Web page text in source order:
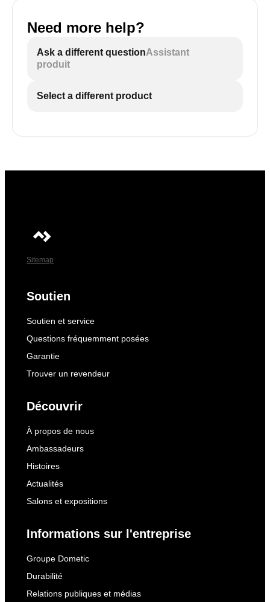
Need more help?
Ask a different questionAssistant
produit
Select a different product
Sitemap
Soutien
Soutien et service
Questions fréquemment posées
Garantie
Trouver un revendeur
Découvrir
À propos de nous
Ambassadeurs
Histoires
Actualités
Salons et expositions
Informations sur l'entreprise
Groupe Dometic
Durabilité
Relations publiques et médias